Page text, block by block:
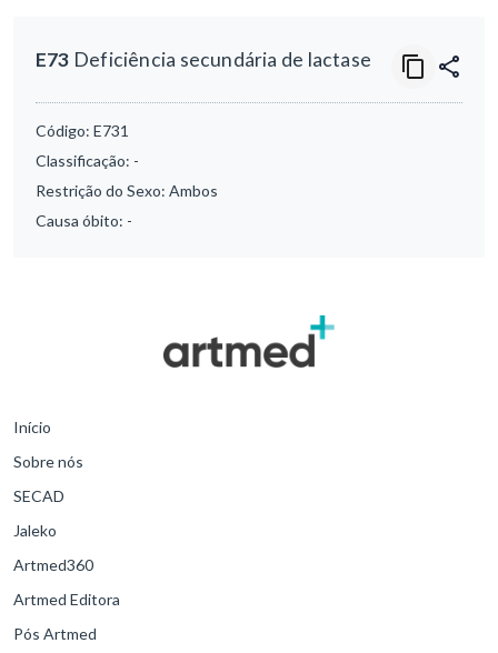
E73 Deficiência secundária de lactase
Código: E731
Classificação: -
Restrição do Sexo: Ambos
Causa óbito: -
Início
Sobre nós
SECAD
Jaleko
Artmed360
Artmed Editora
Pós Artmed